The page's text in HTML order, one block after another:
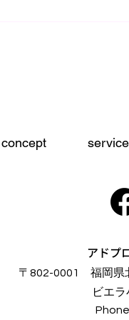
concept service
アドプ
〒802-0001 福岡県
ビエラ小倉１